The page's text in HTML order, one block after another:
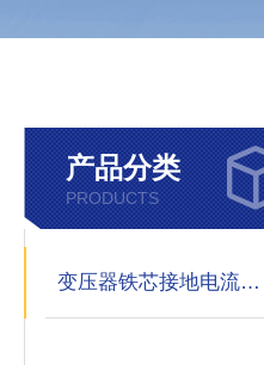
产品分类
PRODUCTS
变压器铁芯接地电流测试仪